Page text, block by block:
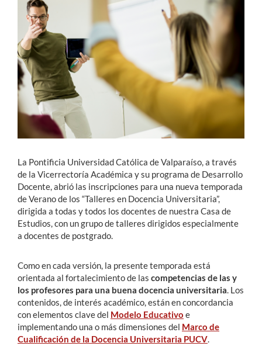
Académicos
Funcionarios
Alumni
English
La Pontificia Universidad Católica de Valparaíso, a través
de la Vicerrectoría Académica y su programa de Desarrollo
Docente, abrió las inscripciones para una nueva temporada
de Verano de los “Talleres en Docencia Universitaria”,
dirigida a todas y todos los docentes de nuestra Casa de
Estudios, con un grupo de talleres dirigidos especialmente
a docentes de postgrado.
Como en cada versión, la presente temporada está
orientada al fortalecimiento de las competencias de las y
los profesores para una buena docencia universitaria . Los
contenidos, de interés académico, están en concordancia
con elementos clave del Modelo Educativo e
implementando una o más dimensiones del Marco de
Cualificación de la Docencia Universitaria PUCV